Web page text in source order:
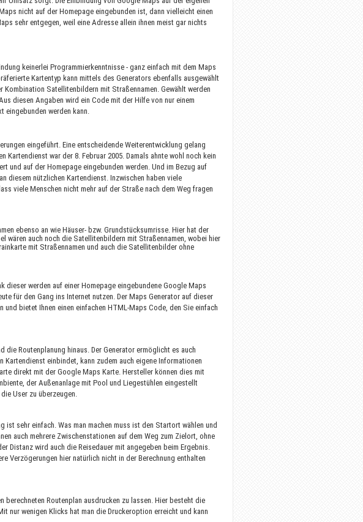
nicht auf der Homepage eingebunden ist, dann vielleicht einen
sehr entgegen, weil eine Adresse allein ihnen meist gar nichts
keinerlei Programmierkenntnisse - ganz einfach mit dem Maps
Kartentyp kann mittels des Generators ebenfalls ausgewählt
Satellitenbildern mit Straßennamen. Gewählt werden
diesen Angaben wird ein Code mit der Hilfe von nur einem
werden kann.
eingeführt. Eine entscheidende Weiterentwicklung gelang
war der 8. Februar 2005. Damals ahnte wohl noch kein
und auf der Homepage eingebunden werden. Und im Bezug auf
diesem nützlichen Kartendienst. Inzwischen haben viele
viele Menschen nicht mehr auf der Straße nach dem Weg fragen
ebenso an wie Häuser- bzw. Grundstücksumrisse. Hier hat der
wären auch noch die Satellitenbildern mit Straßennamen, wobei hier
mit Straßennamen und auch die Satellitenbilder ohne
werden auf einer Homepage eingebundene Google Maps
für den Gang ins Internet nutzen. Der Maps Generator auf dieser
bietet Ihnen einen einfachen HTML-Maps Code, den Sie einfach
Routenplanung hinaus. Der Generator ermöglicht es auch
einbindet, kann zudem auch eigene Informationen
direkt mit der Google Maps Karte. Hersteller können dies mit
der Außenanlage mit Pool und Liegestühlen eingestellt
User zu überzeugen.
sehr einfach. Was man machen muss ist den Startort wählen und
auch mehrere Zwischenstationen auf dem Weg zum Zielort, ohne
Distanz wird auch die Reisedauer mit angegeben beim Ergebnis.
Verzögerungen hier natürlich nicht in der Berechnung enthalten
Routenplan ausdrucken zu lassen. Hier besteht die
nur wenigen Klicks hat man die Druckeroption erreicht und kann